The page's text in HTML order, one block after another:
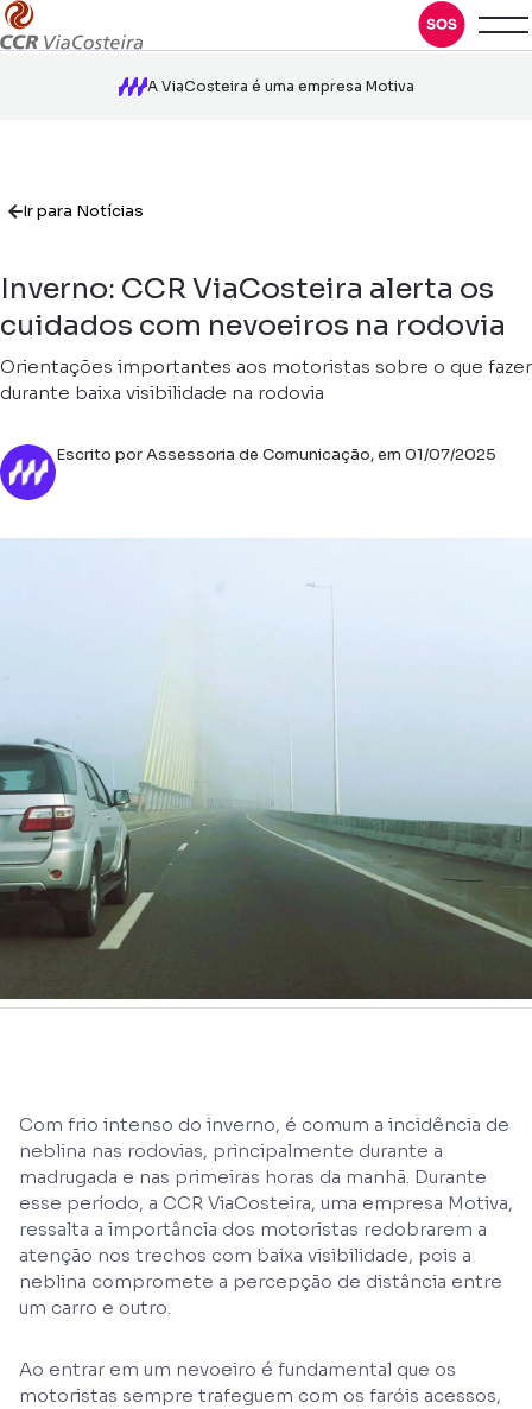
A ViaCosteira é uma empresa Motiva
Ir para Notícias
Inverno: CCR ViaCosteira alerta os
cuidados com nevoeiros na rodovia
Orientações importantes aos motoristas sobre o que fazer
durante baixa visibilidade na rodovia
Escrito por Assessoria de Comunicação, em 01/07/2025
Com frio intenso do inverno, é comum a incidência de
neblina nas rodovias, principalmente durante a
madrugada e nas primeiras horas da manhã. Durante
esse período, a CCR ViaCosteira, uma empresa Motiva,
ressalta a importância dos motoristas redobrarem a
atenção nos trechos com baixa visibilidade, pois a
neblina compromete a percepção de distância entre
um carro e outro.
Ao entrar em um nevoeiro é fundamental que os
motoristas sempre trafeguem com os faróis acessos,